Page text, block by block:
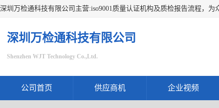
深圳万检通科技有限公司
Shenzhen WJT Technology Co.,Ltd.
公司首页 供应商机 企业视频